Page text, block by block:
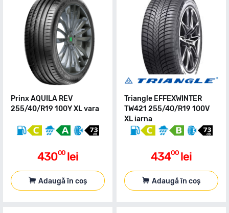
Prinx AQUILA REV
255/40/R19 100Y XL vara
43000 lei
Adaugă în coș
Triangle EFFEXWINTER
TW421 255/40/R19 100V
XL iarna
43400 lei
Adaugă în coș